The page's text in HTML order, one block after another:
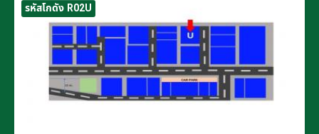
รหัสโกดัง R02U